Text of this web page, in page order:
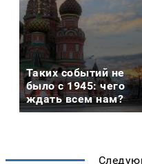
Таких событий не
было с 1945: чего
ждать всем нам?